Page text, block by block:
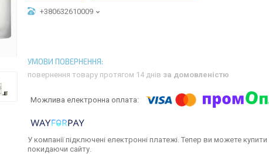
+380632610009
повернення товару протягом 14 днів за домовленістю
У компанії підключені електронні платежі. Тепер ви можете
покидаючи сайту.